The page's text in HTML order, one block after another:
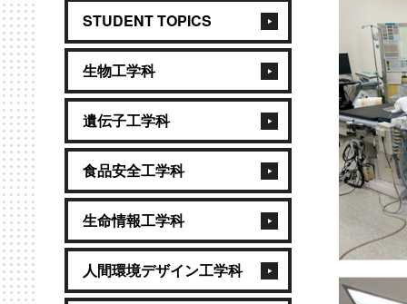
STUDENT TOPICS
生物工学科
遺伝子工学科
食品安全工学科
生命情報工学科
人間環境デザイン工学科